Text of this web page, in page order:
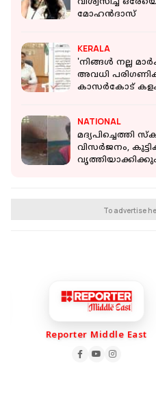
വിശ്വസിച്ച
മോഹന്‍ദാസ്
KERALA
'നിങ്ങൾ നല്ല
അവധി
കാസർകോട്
NATIONAL
മദ്യപിച്ചെത്തി
വിസർജനം,
To advertise
Reporter Middle East